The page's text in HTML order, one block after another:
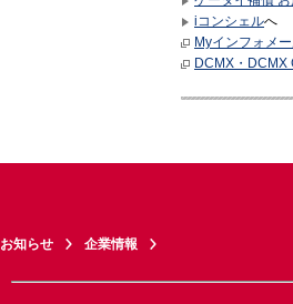
iコンシェルへ
Myインフォメ
DCMX・DCMX
お知らせ 企業情報